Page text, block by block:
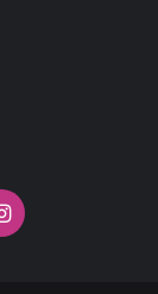
Instagram